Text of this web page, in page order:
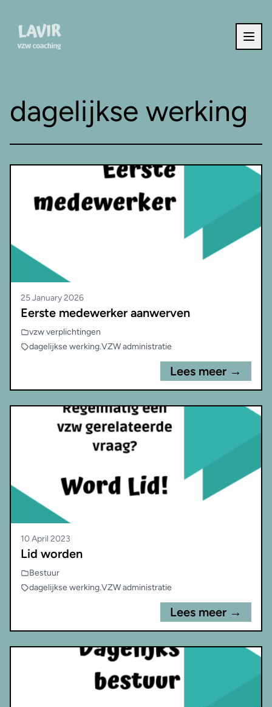
Ga naar de inhoud
dagelijkse werking
25 January 2026
Eerste medewerker aanwerven
vzw verplichtingen
dagelijkse werking.VZW administratie
Lees meer →
10 April 2023
Lid worden
Bestuur
dagelijkse werking.VZW administratie
Lees meer →